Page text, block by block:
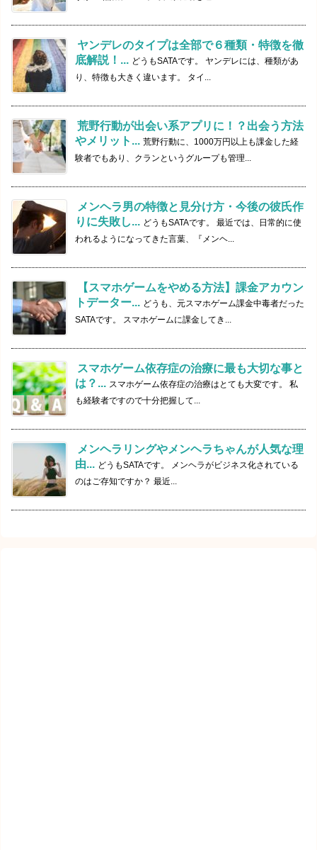
ヤンデレのタイプは全部で６種類・特徴を徹
底解説！... どうもSATAです。 ヤンデレには、種類があ
り、特徴も大きく違います。 タイ...
荒野行動が出会い系アプリに！？出会う方法
やメリット... 荒野行動に、1000万円以上も課金した経
験者でもあり、クランというグループも管理...
メンヘラ男の特徴と見分け方・今後の彼氏作
りに失敗し... どうもSATAです。 最近では、日常的に使
われるようになってきた言葉、『メンヘ...
【スマホゲームをやめる方法】課金アカウン
トデーター... どうも、元スマホゲーム課金中毒者だった
SATAです。 スマホゲームに課金してき...
スマホゲーム依存症の治療に最も大切な事と
は？... スマホゲーム依存症の治療はとても大変です。 私
も経験者ですので十分把握して...
メンヘラリングやメンヘラちゃんが人気な理
由... どうもSATAです。 メンヘラがビジネス化されている
のはご存知ですか？ 最近...